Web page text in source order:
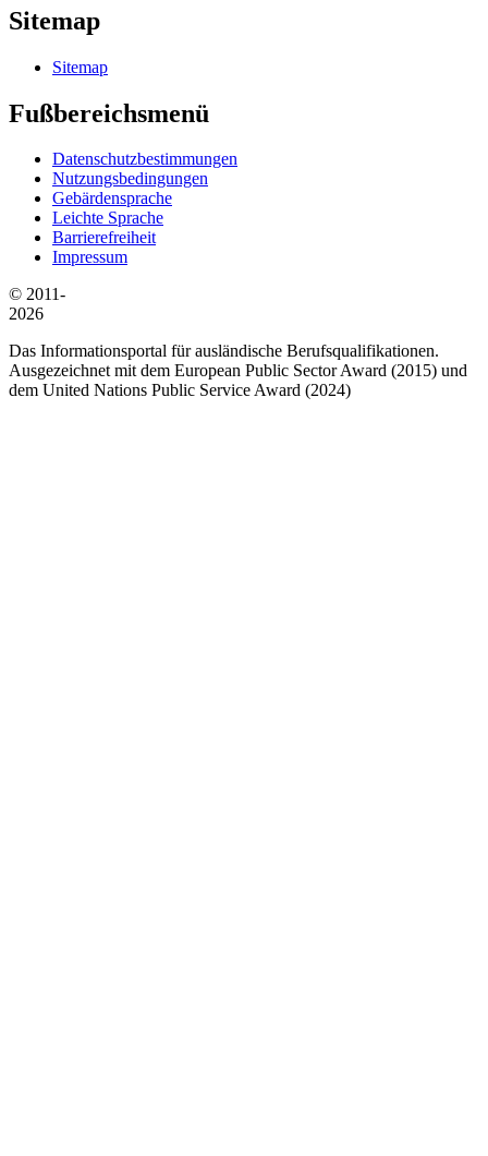
Sitemap
Sitemap
Fußbereichsmenü
Datenschutzbestimmungen
Nutzungsbedingungen
Gebärdensprache
Leichte Sprache
Barrierefreiheit
Impressum
© 2011-
2026
Das Informationsportal für ausländische Berufsqualifikationen.
Ausgezeichnet mit dem European Public Sector Award (2015) und
dem United Nations Public Service Award (2024)